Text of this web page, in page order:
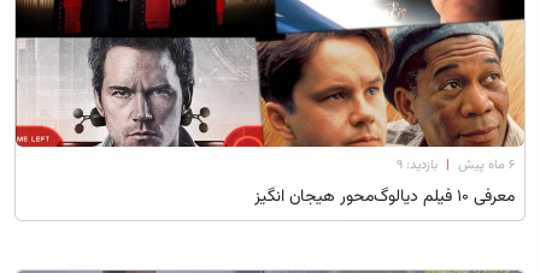
۶ ماه پیش | بازدید: 9
معرفی 10 فیلم دیالوگ‌محور هیجان انگیز